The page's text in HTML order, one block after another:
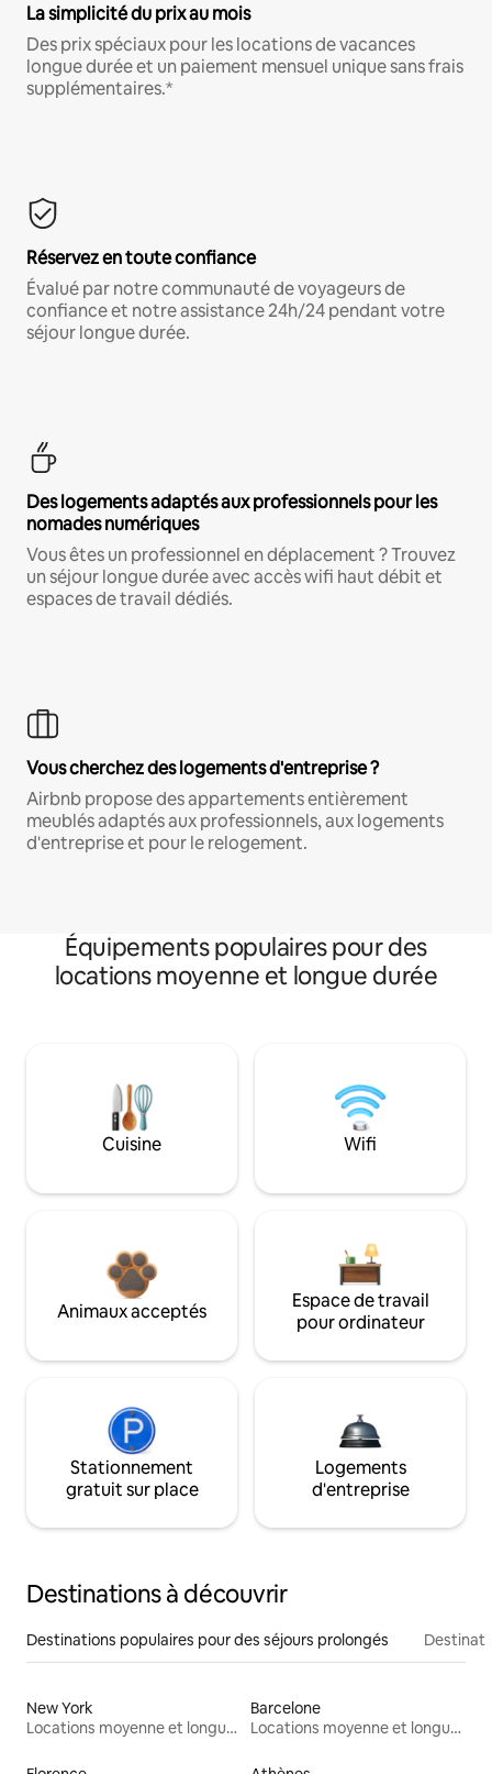
La simplicité du prix au mois
Des prix spéciaux pour les locations de vacances
longue durée et un paiement mensuel unique sans frais
supplémentaires.*
Réservez en toute confiance
Évalué par notre communauté de voyageurs de
confiance et notre assistance 24h/24 pendant votre
séjour longue durée.
Des logements adaptés aux professionnels pour les
nomades numériques
Vous êtes un professionnel en déplacement ? Trouvez
un séjour longue durée avec accès wifi haut débit et
espaces de travail dédiés.
Vous cherchez des logements d'entreprise ?
Airbnb propose des appartements entièrement
meublés adaptés aux professionnels, aux logements
d'entreprise et pour le relogement.
Équipements populaires pour des
locations moyenne et longue durée
Cuisine Wifi
Animaux acceptés
Espace de travail
pour ordinateur
Stationnement
gratuit sur place
Logements
d'entreprise
Destinations à découvrir
Destinations populaires pour des séjours prolongés
New York
Locations moyenne et longue durée
Barcelone
Locations moyenne et longue durée